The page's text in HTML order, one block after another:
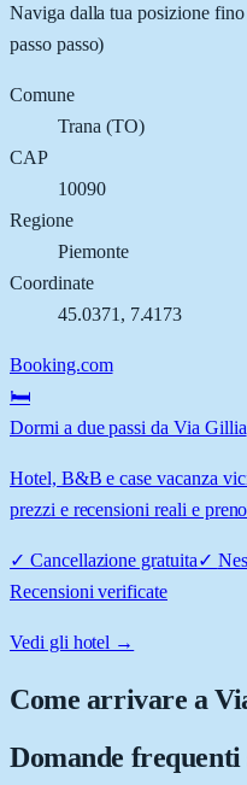
Naviga dalla tua posizione
passo passo)
Comune
Trana (TO)
CAP
10090
Regione
Piemonte
Coordinate
45.0371 , 7.4173
Booking.com
🛏️
Dormi a due passi da Via Gillia
Hotel, B&B e case vacanza
prezzi e recensioni reali e
✓ Cancellazione gratuita✓
Recensioni verificate
Vedi gli hotel →
Come arrivare a
Domande frequenti